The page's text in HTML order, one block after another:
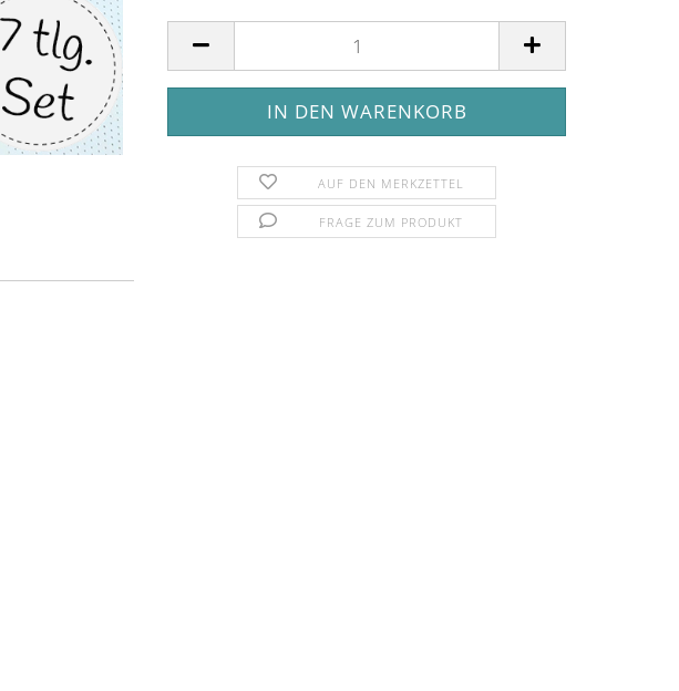
AUF DEN MERKZETTEL
FRAGE ZUM PRODUKT